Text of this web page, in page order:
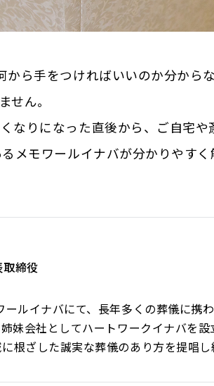
から手をつければいいのか分から
せん。
なりになった直後から、ご自宅
メモワールイナバが分かりやすく
取締役
ルイナバにて、長年多くの葬儀に携
姉妹会社としてハートワークイナバを
根ざした誠実な葬儀のあり方を提唱し